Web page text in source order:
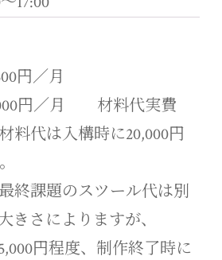
円／月
円／月 材料代実費
料代は入構時に20,000円
終課題のスツール代は別
きさによりますが、
円程度、制作終了時に